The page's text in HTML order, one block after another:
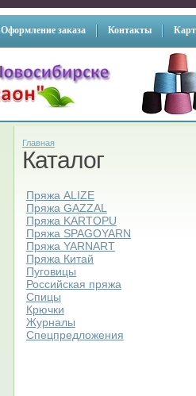
Оформление заказа Контакты
Главная
Каталог
Пряжа ALIZE
Пряжа GAZZAL
Пряжа KARTOPU
Пряжа SPAGOYARN
Пряжа YARNART
Пряжа Китай
Пуговицы
Российская пряжа
Спицы
Крючки
Журналы
Спецпредложения